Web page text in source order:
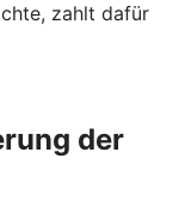
zahlt dafür
der